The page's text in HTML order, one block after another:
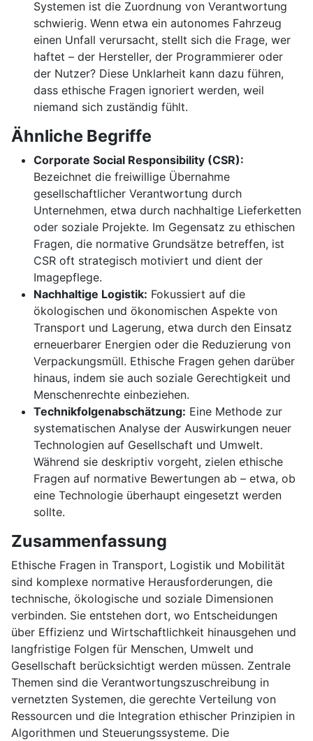
Systemen ist die Zuordnung von Verantwortung
schwierig. Wenn etwa ein autonomes Fahrzeug
einen Unfall verursacht, stellt sich die Frage, wer
haftet – der Hersteller, der Programmierer oder
der Nutzer? Diese Unklarheit kann dazu führen,
dass ethische Fragen ignoriert werden, weil
niemand sich zuständig fühlt.
Ähnliche Begriffe
Corporate Social Responsibility (CSR):
Bezeichnet die freiwillige Übernahme
gesellschaftlicher Verantwortung durch
Unternehmen, etwa durch nachhaltige Lieferketten
oder soziale Projekte. Im Gegensatz zu ethischen
Fragen, die normative Grundsätze betreffen, ist
CSR oft strategisch motiviert und dient der
Imagepflege.
Nachhaltige Logistik: Fokussiert auf die
ökologischen und ökonomischen Aspekte von
Transport und Lagerung, etwa durch den Einsatz
erneuerbarer Energien oder die Reduzierung von
Verpackungsmüll. Ethische Fragen gehen darüber
hinaus, indem sie auch soziale Gerechtigkeit und
Menschenrechte einbeziehen.
Technikfolgenabschätzung: Eine Methode zur
systematischen Analyse der Auswirkungen neuer
Technologien auf Gesellschaft und Umwelt.
Während sie deskriptiv vorgeht, zielen ethische
Fragen auf normative Bewertungen ab – etwa, ob
eine Technologie überhaupt eingesetzt werden
sollte.
Zusammenfassung
Ethische Fragen in Transport, Logistik und Mobilität
sind komplexe normative Herausforderungen, die
technische, ökologische und soziale Dimensionen
verbinden. Sie entstehen dort, wo Entscheidungen
über Effizienz und Wirtschaftlichkeit hinausgehen und
langfristige Folgen für Menschen, Umwelt und
Gesellschaft berücksichtigt werden müssen. Zentrale
Themen sind die Verantwortungszuschreibung in
vernetzten Systemen, die gerechte Verteilung von
Ressourcen und die Integration ethischer Prinzipien in
Algorithmen und Steuerungssysteme. Die